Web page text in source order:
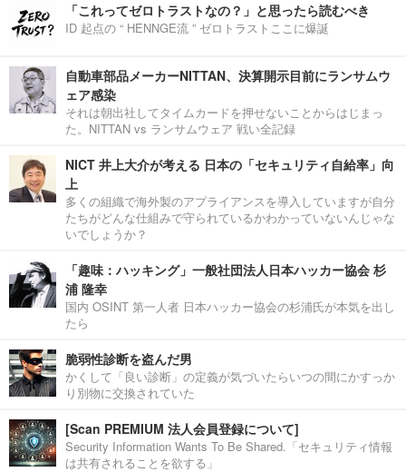
「これってゼロトラストなの？」と思ったら読むべき
ID 起点の “ HENNGE流 ” ゼロトラストここに爆誕
自動車部品メーカーNITTAN、決算開示目前にランサムウ
ェア感染
それは朝出社してタイムカードを押せないことからはじまっ
た。NITTAN vs ランサムウェア 戦い全記録
NICT 井上大介が考える 日本の「セキュリティ自給率」向
上
多くの組織で海外製のアプライアンスを導入していますが自分
たちがどんな仕組みで守られているかわかっていないんじゃな
いでしょうか？
「趣味：ハッキング」一般社団法人日本ハッカー協会 杉
浦 隆幸
国内 OSINT 第一人者 日本ハッカー協会の杉浦氏が本気を出し
たら
脆弱性診断を盗んだ男
かくして「良い診断」の定義が気づいたらいつの間にかすっか
り別物に交換されていた
[Scan PREMIUM 法人会員登録について]
Security Information Wants To Be Shared.「セキュリティ情報
は共有されることを欲する」